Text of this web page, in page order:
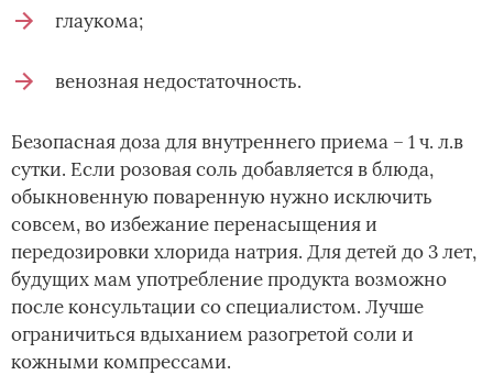
глаукома;
венозная недостаточность.
Безопасная доза для внутреннего приема – 1 ч. л.в
сутки. Если розовая соль добавляется в блюда,
обыкновенную поваренную нужно исключить
совсем, во избежание перенасыщения и
передозировки хлорида натрия. Для детей до 3 лет,
будущих мам употребление продукта возможно
после консультации со специалистом. Лучше
ограничиться вдыханием разогретой соли и
кожными компрессами.